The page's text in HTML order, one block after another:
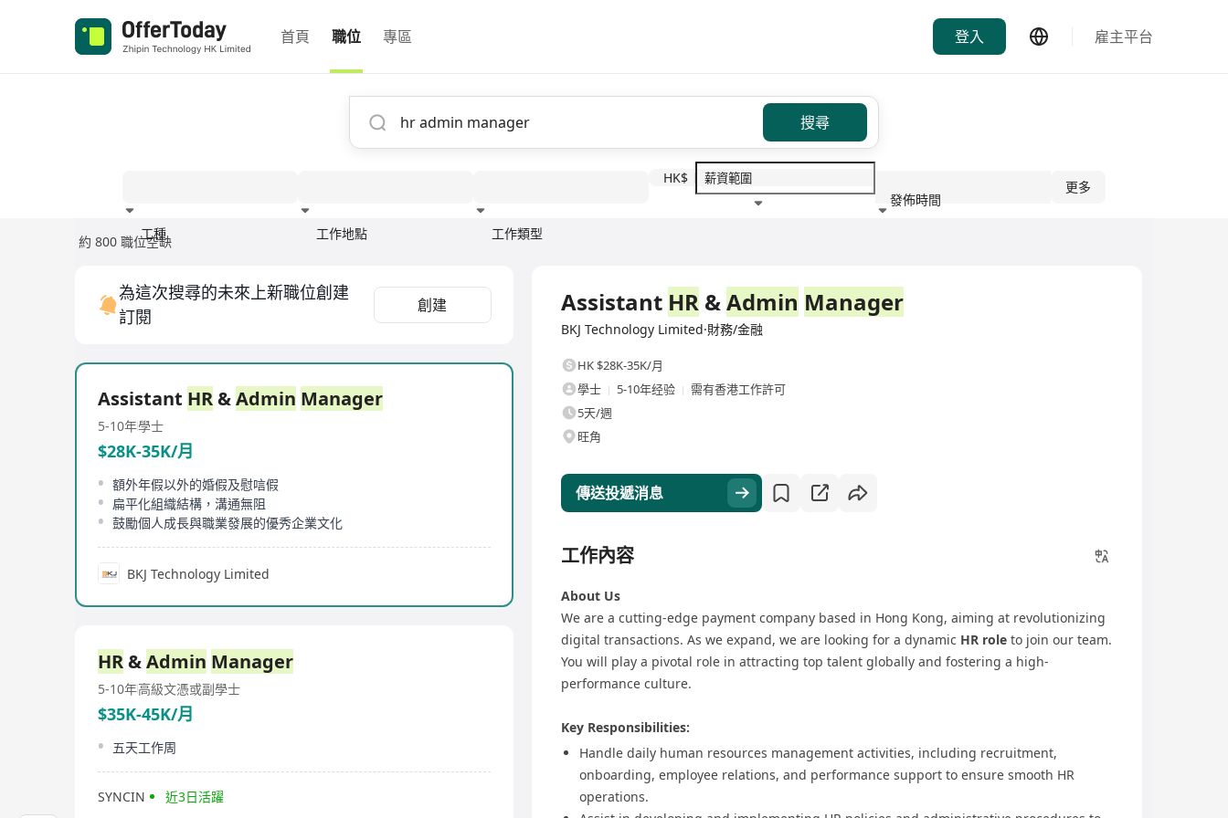
首頁 職位 專區 登入 雇主平台
搜尋
工種 工作地點 工作類型
HK$
發佈時間
更多
約 800 職位空缺
為這次搜尋的未來上新職位創建
訂閱
創建
Assistant HR&Admin Manager
5-10年學士
$28K-35K/月
額外年假以外的婚假及慰唁假
扁平化組織結構，溝通無阻
鼓勵個人成長與職業發展的優秀企業文化
BKJ Technology Limited
HR&Admin Manager
5-10年高級文憑或副學士
$35K-45K/月
五天工作周
SYNCIN 近3日活躍
Assistant HR &Admin Manager
BKJ Technology Limited·財務/金融
HK $28K-35K/月
學士
5-10年经验
需有香港工作許可
5天/週
旺角
傳送投遞消息
工作內容
About Us
We are a cutting-edge payment company based in Hong Kong, aiming at revolutionizing
digital transactions. As we expand, we are looking for a dynamic HR role to join our team.
You will play a pivotal role in attracting top talent globally and fostering a high-
performance culture.
Key Responsibilities:
Handle daily human resources management activities, including recruitment,
onboarding, employee relations, and performance support to ensure smooth HR
operations.